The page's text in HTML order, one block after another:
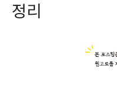
정리